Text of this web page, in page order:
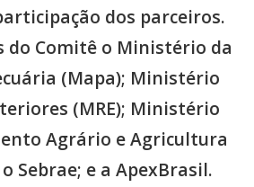
dos parceiros.
do Comitê o Ministério da
(Mapa); Ministério
(MRE); Ministério
Agrário e Agricultura
Sebrae; e a ApexBrasil.